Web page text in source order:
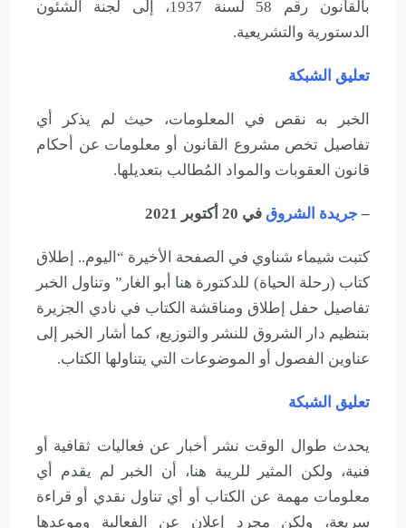
بالقانون رقم 58 لسنة 1937، إلى لجنة الشئون
الدستورية والتشريعية.
تعليق الشبكة
الخبر به نقص في المعلومات، حيث لم يذكر أي
تفاصيل تخص مشروع القانون أو معلومات عن أحكام
قانون العقوبات والمواد المُطالب بتعديلها.
–جريدة الشروقفي 20 أكتوبر 2021
كتبت شيماء شناوي في الصفحة الأخيرة “اليوم.. إطلاق
كتاب (رحلة الحياة) للدكتورة هنا أبو الغار” وتناول الخبر
تفاصيل حفل إطلاق ومناقشة الكتاب في نادي الجزيرة
بتنظيم دار الشروق للنشر والتوزيع، كما أشار الخبر إلى
عناوين الفصول أو الموضوعات التي يتناولها الكتاب.
تعليق الشبكة
يحدث طوال الوقت نشر أخبار عن فعاليات ثقافية أو
فنية، ولكن المثير للريبة هنا، أن الخبر لم يقدم أي
معلومات مهمة عن الكتاب أو أي تناول نقدي أو قراءة
سريعة، ولكن مجرد إعلان عن الفعالية وموعدها